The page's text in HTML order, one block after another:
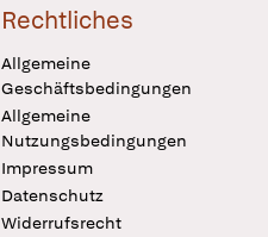
Rechtliches
Allgemeine
Geschäftsbedingungen
Allgemeine
Nutzungsbedingungen
Impressum
Datenschutz
Widerrufsrecht